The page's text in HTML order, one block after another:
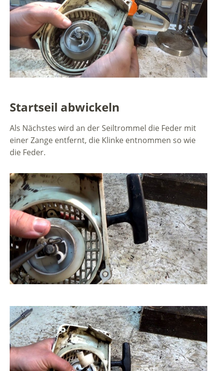
Startseil abwickeln
Als Nächstes wird an der Seiltrommel die Feder mit
einer Zange entfernt, die Klinke entnommen so wie
die Feder.